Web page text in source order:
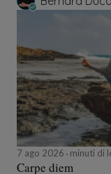
7 ago 2026 minuti di
Carpe diem